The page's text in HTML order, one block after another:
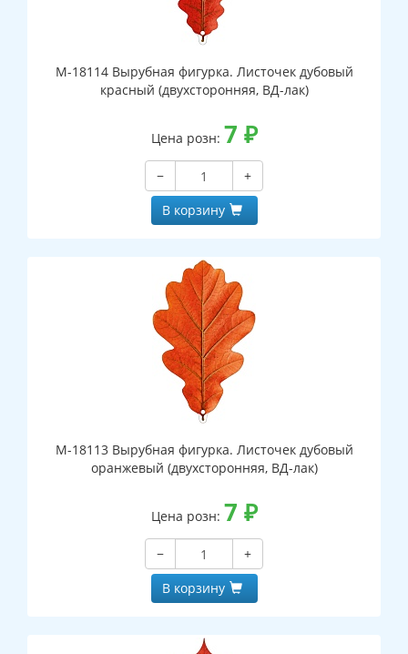
М-18114 Вырубная фигурка. Листочек дубовый
красный (двухсторонняя, ВД-лак)
Цена розн: 7 ₽
−
+
В корзину
М-18113 Вырубная фигурка. Листочек дубовый
оранжевый (двухсторонняя, ВД-лак)
Цена розн: 7 ₽
−
+
В корзину